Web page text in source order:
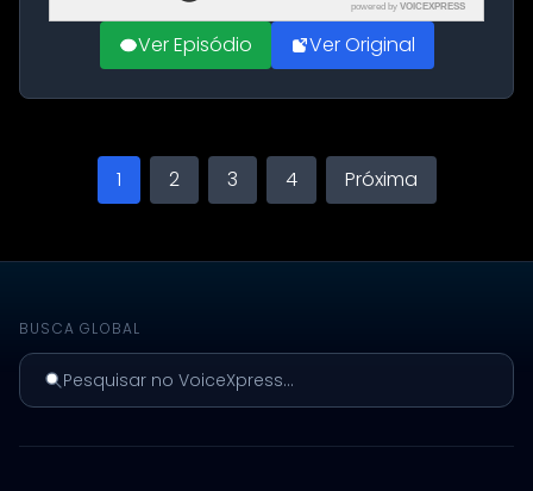
powered by VOICEXPRESS
Ver Episódio Ver Original
1 2 3 4 Próxima
BUSCA GLOBAL
Pesquisar no VoiceXpress...